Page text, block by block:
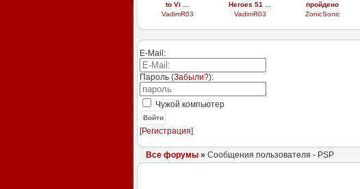
to Vi ...
VadimR03
Heroes 51 ...
VadimR03
пройдено
ZonicSonic
E-Mail:
Пароль (Забыли?):
Чужой компьютер
Войти
[Регистрация]
Все форумы» Сообщения пользователя - PSP